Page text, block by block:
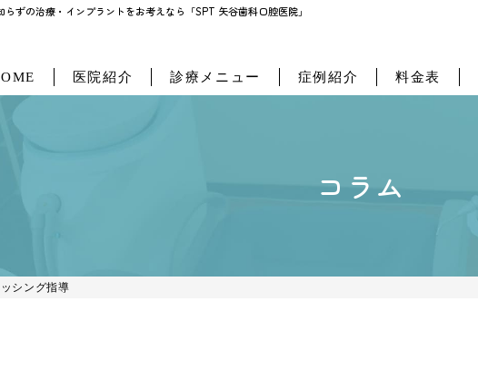
治療・インプラントをお考えなら「SPT 矢谷歯科口腔医院」
ずの治療・インプラントをお考えなら「SPT 矢谷歯科口腔医院」
医院紹介 診療メニュー 症例紹介 料金表
コラム
シング指導